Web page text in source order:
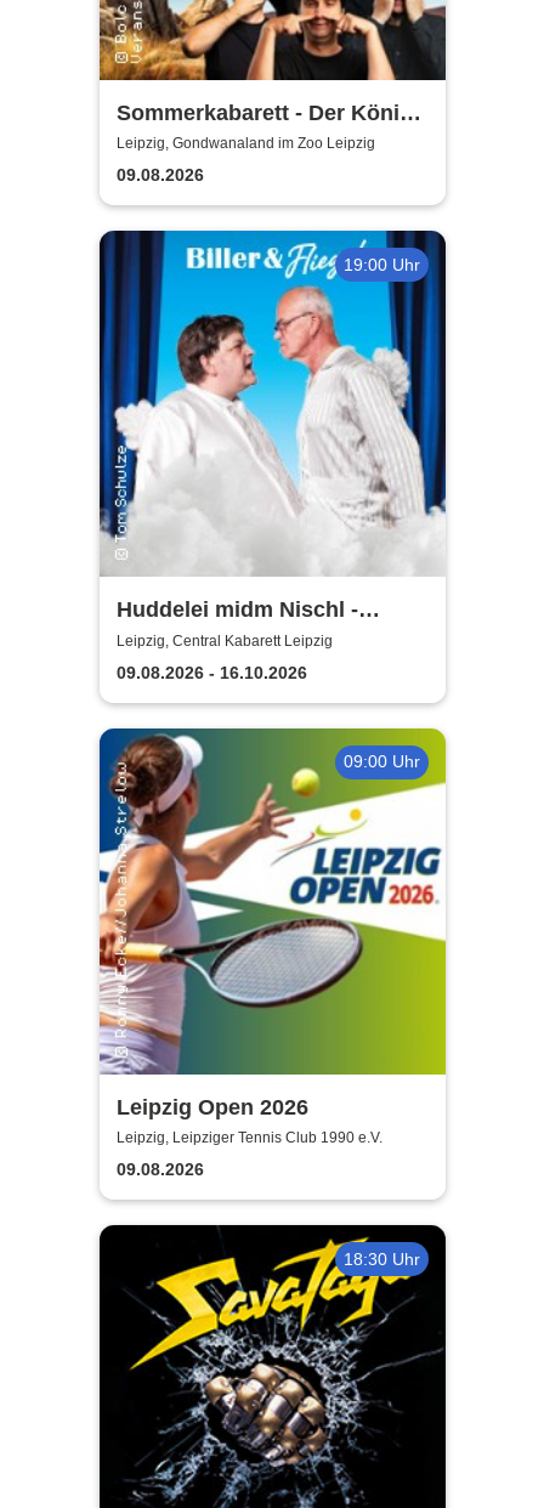
Sommerkabarett - Der König
der Blöden 2 | Central
Kabarett Leipzig
Leipzig, Gondwanaland im Zoo Leipzig
09.08.2026
19:00 Uhr
Huddelei midm Nischl -
Central Kabarett Leipzig
Leipzig, Central Kabarett Leipzig
09.08.2026 - 16.10.2026
09:00 Uhr
Leipzig Open 2026
Leipzig, Leipziger Tennis Club 1990 e.V.
09.08.2026
18:30 Uhr